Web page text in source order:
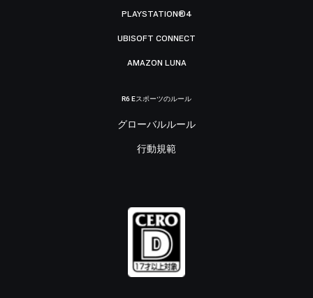
PLAYSTATION®4
UBISOFT CONNECT
AMAZON LUNA
R6 Eスポーツのルール
グローバルルール
行動規範